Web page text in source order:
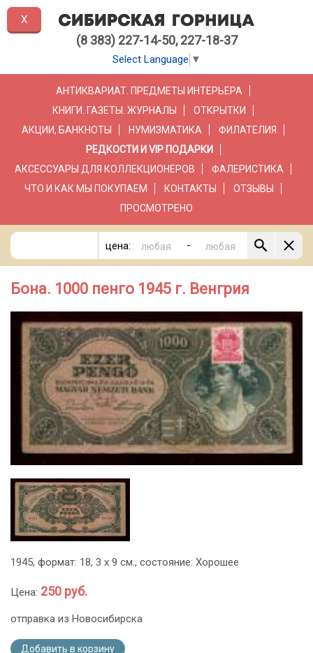
(8 383) 227-14-50, 227-18-37
Select Language ▼
АНТИКВАРИАТ. ПРЕДМЕТЫ ИНТЕРЬЕРА
КНИГИ. ГАЗЕТЫ. ЖУРНАЛЫ
ОТКРЫТКИ
АКЦИИ, БАНКНОТЫ
НУМИЗМАТИКА
ФИЛАТЕЛИЯ
РЕДКОСТИ И VIP ПОДАРКИ
АКСЕССУАРЫ ДЛЯ КОЛЛЕКЦИОНЕРОВ
ФАЛЕРИСТИКА
ЧТО И КАК МЫ ПОКУПАЕМ
КОНТАКТЫ
ОТЗЫВЫ
ПРОСМОТРЕНО
цена: -
Бона. 1000 пенго 1945 г. Венгрия
1945, формат: 18, 3 х 9 см., состояние: Хорошее
Цена: 250 руб.
отправка из Новосибирска
Добавить в корзину
X